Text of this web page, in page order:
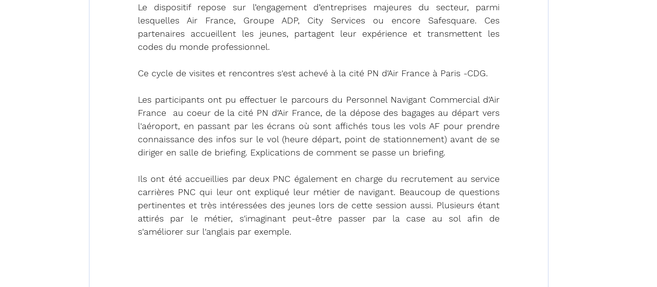
Le dispositif repose sur l’engagement d’entreprises majeures du secteur, parmi
lesquelles Air France, Groupe ADP, City Services ou encore Safesquare. Ces
partenaires accueillent les jeunes, partagent leur expérience et transmettent les
codes du monde professionnel.
Ce cycle de visites et rencontres s'est achevé à la cité PN d'Air France à Paris -CDG.
Les participants ont pu effectuer le parcours du Personnel Navigant Commercial d'Air
France  au coeur de la cité PN d'Air France, de la dépose des bagages au départ vers
l'aéroport, en passant par les écrans où sont affichés tous les vols AF pour prendre
connaissance des infos sur le vol (heure départ, point de stationnement) avant de se
diriger en salle de briefing. Explications de comment se passe un briefing.
Ils ont été accueillies par deux PNC également en charge du recrutement au service
carrières PNC qui leur ont expliqué leur métier de navigant. Beaucoup de questions
pertinentes et très intéressées des jeunes lors de cette session aussi. Plusieurs étant
attirés par le métier, s'imaginant peut-être passer par la case au sol afin de
s'améliorer sur l'anglais par exemple.